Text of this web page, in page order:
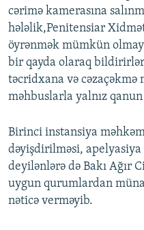
cərimə kamerasına
hələlik,Penitensiar
öyrənmək mümkün
bir qayda olaraq
təcridxana və cəzaçəkmə
məhbuslarla yalnız
Birinci instansiya
dəyişdirilməsi, apelyasiya
deyilənlərə də Bakı Ağır
uygun qurumlardan
nəticə verməyib.